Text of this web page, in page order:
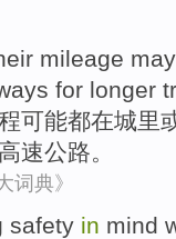
mileage
for longer
可能都在城里
速公路。
词典》
safety in mind